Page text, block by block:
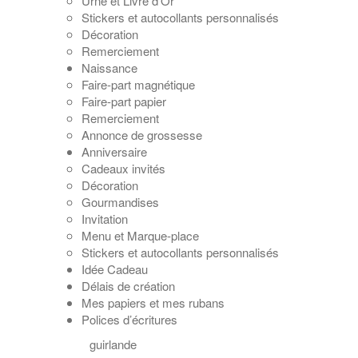
Stickers et autocollants personnalisés
Décoration
Remerciement
Naissance
Faire-part magnétique
Faire-part papier
Remerciement
Annonce de grossesse
Anniversaire
Cadeaux invités
Décoration
Gourmandises
Invitation
Menu et Marque-place
Stickers et autocollants personnalisés
Idée Cadeau
Délais de création
Mes papiers et mes rubans
Polices d’écritures
guirlande